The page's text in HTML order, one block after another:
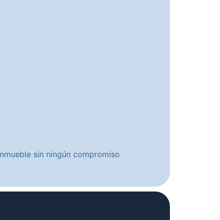
sin ningún compromiso